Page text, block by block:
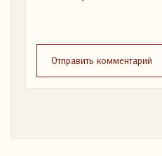
Отправить комментарий